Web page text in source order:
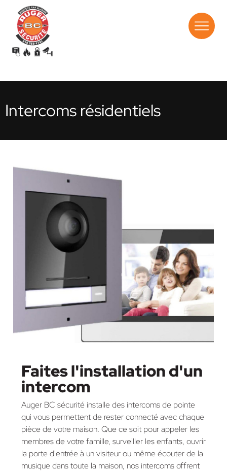
Intercoms résidentiels
Faites l'installation d'un
intercom
Auger BC sécurité installe des intercoms de pointe
qui vous permettent de rester connecté avec chaque
pièce de votre maison. Que ce soit pour appeler les
membres de votre famille, surveiller les enfants, ouvrir
la porte d'entrée à un visiteur ou même écouter de la
musique dans toute la maison, nos intercoms offrent